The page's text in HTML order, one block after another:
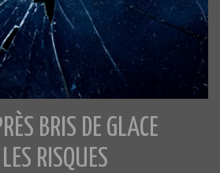
BRIS DE GLACE
RISQUES